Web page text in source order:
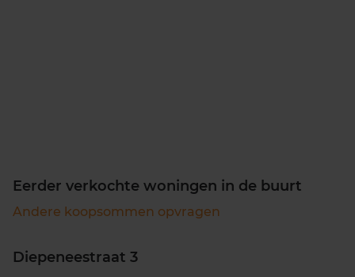
Eerder verkochte woningen in de buurt
Andere koopsommen opvragen
Diepeneestraat 3